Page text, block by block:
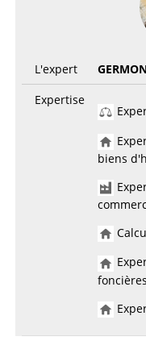
L'expert
Expertise
biens